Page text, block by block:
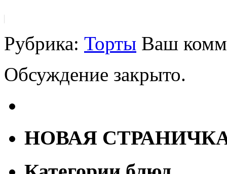
Рубрика: Торты Ваш
Обсуждение закрыто.
НОВАЯ